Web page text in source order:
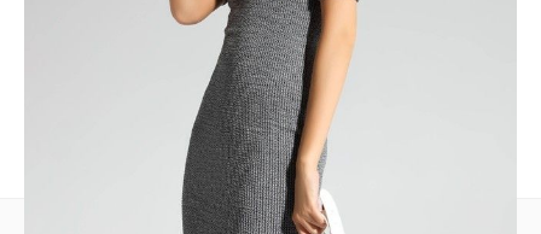
Ten produkt nie ma pytań Możesz zadać pytanie, klikając przycisk